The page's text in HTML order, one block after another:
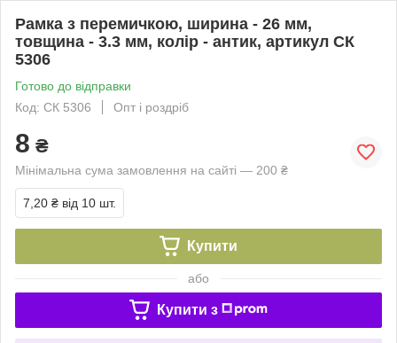
Рамка з перемичкою, ширина - 26 мм,
товщина - 3.3 мм, колір - антик, артикул СК
5306
Готово до відправки
Код: СК 5306
Опт і роздріб
8 ₴
Мінімальна сума замовлення на сайті — 200 ₴
7,20 ₴ від 10 шт.
Купити
або
Купити з